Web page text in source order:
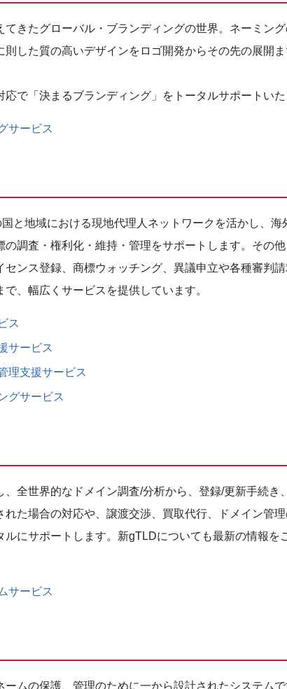
てきたグローバル・ブランディングの世界。ネーミン
則した質の高いデザインをロゴ開発からその先の展開
応で「決まるブランディング」をトータルサポートいた
サービス
と地域における現地代理人ネットワークを活かし、海
の調査・権利化・維持・管理をサポートします。その
センス登録、商標ウォッチング、異議申立や各種審判
で、幅広くサービスを提供しています。
ス
サービス
理支援サービス
グサービス
、全世界的なドメイン調査/分析から、登録/更新手続き
れた場合の対応や、譲渡交渉、買取代行、ドメイン管
ルにサポートします。新gTLDについても最新の情報を
サービス
ームの保護、管理のために一から設計されたシステム